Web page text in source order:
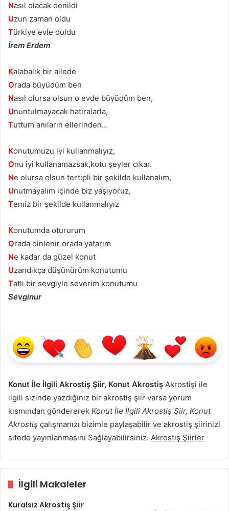
Nasıl olacak denildi
Uzun zaman oldu
Türkiye evle doldu
İrem Erdem
Kalabalık bir ailede
Orada büyüdüm ben
Nasıl olursa olsun o evde büyüdüm ben,
Ununtulmayacak hatıralarla,
Tuttum anıların ellerinden…
Konutumuzu iyi kullanmalıyız,
Onu iyi kullanamazsak,kotu şeyler cıkar.
Ne olursa olsun tertipli bir şekilde kullanalım,
Unutmayalım içinde biz yaşıyoruz,
Temiz bir şekilde kullanmalıyız
Konutumda otururum
Orada dinlenir orada yatarım
Ne kadar da güzel konut
Uzandıkça düşünürüm konutumu
Tatlı bir sevgiyle severim konutumu
Sevginur
Konut İle İlgili Akrostiş Şiir, Konut Akrostiş Akrostişi ile
ilgili sizinde yazdığınız bir akrostiş şiir varsa yorum
kısmından göndererek Konut İle İlgili Akrostiş Şiir, Konut
Akrostiş çalışmanızı bizimle paylaşabilir ve akrostiş şiirinizi
sitede yayınlanmasını Sağlayabilirsiniz. Akrostiş Şiirler
İlgili Makaleler
Kuralsız Akrostiş Şiir